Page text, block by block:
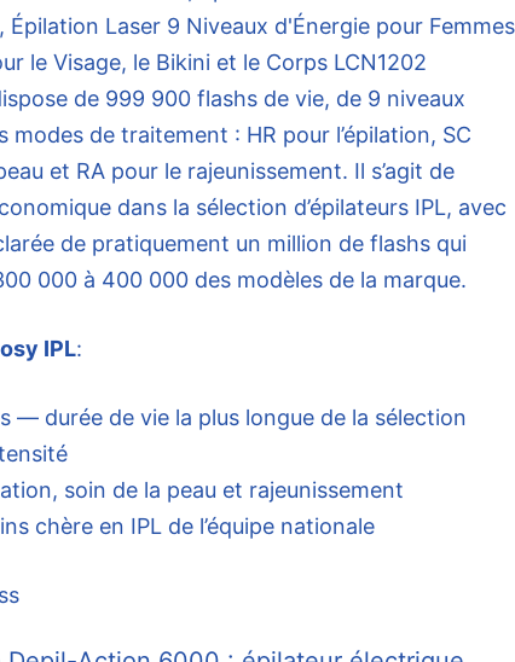
de 999 900 flashs de vie, de 9 niveaux
modes de traitement : HR pour l’épilation, SC
et RA pour le rajeunissement. Il s’agit de
dans la sélection d’épilateurs IPL, avec
de pratiquement un million de flashs qui
000 à 400 000 des modèles de la marque.
IPL:
— durée de vie la plus longue de la sélection
soin de la peau et rajeunissement
chère en IPL de l’équipe nationale